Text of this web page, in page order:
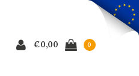
€0,00 0